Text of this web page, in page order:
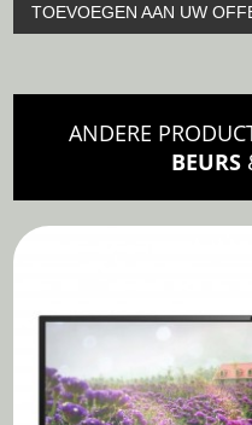
TOEVOEGEN AAN UW
ANDERE
BEURS